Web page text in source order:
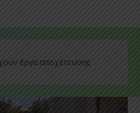
έργα αποχέτευσης